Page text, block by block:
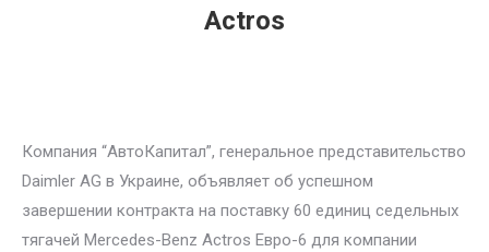
Actros
Компания “АвтоКапитал”, генеральное представительство
Daimler AG в Украине, объявляет об успешном
завершении контракта на поставку 60 единиц седельных
тягачей Mercedes-Benz Actros Евро-6 для компании